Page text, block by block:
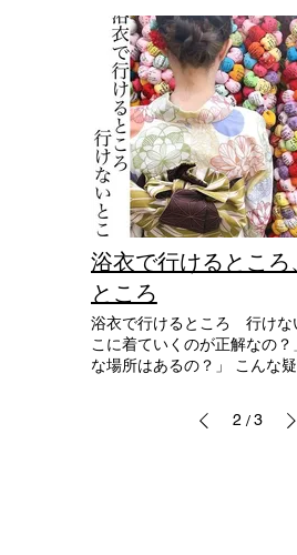
かに楽しみにしていました
タも𝑪𝒉𝒆𝒄𝒌してみて❤️‍🔥✊🏻 帯
種類があるので 自分の着物
りたいスタイルに 合わせて
すね❤️‍🔥 帯締めの選び方で コ
印象が がらりと変わるので
こなしのために 帯締めにも
下さい😊 帯締めアレンジ
けでなく お手入れ方法もマ
ことで 知識も愛着も
だったり やり方が分からず
いる方！！ けっこう簡単な
ンスに眠っている着物を着
❁⃘？！
浴衣で行けるところ
ところ
浴衣で行けるところ 行けな
こに着ていくのが正解なの？
な場所はあるの？」 こんな疑
Tシャツで行ける所は 浴衣で
2 / 3